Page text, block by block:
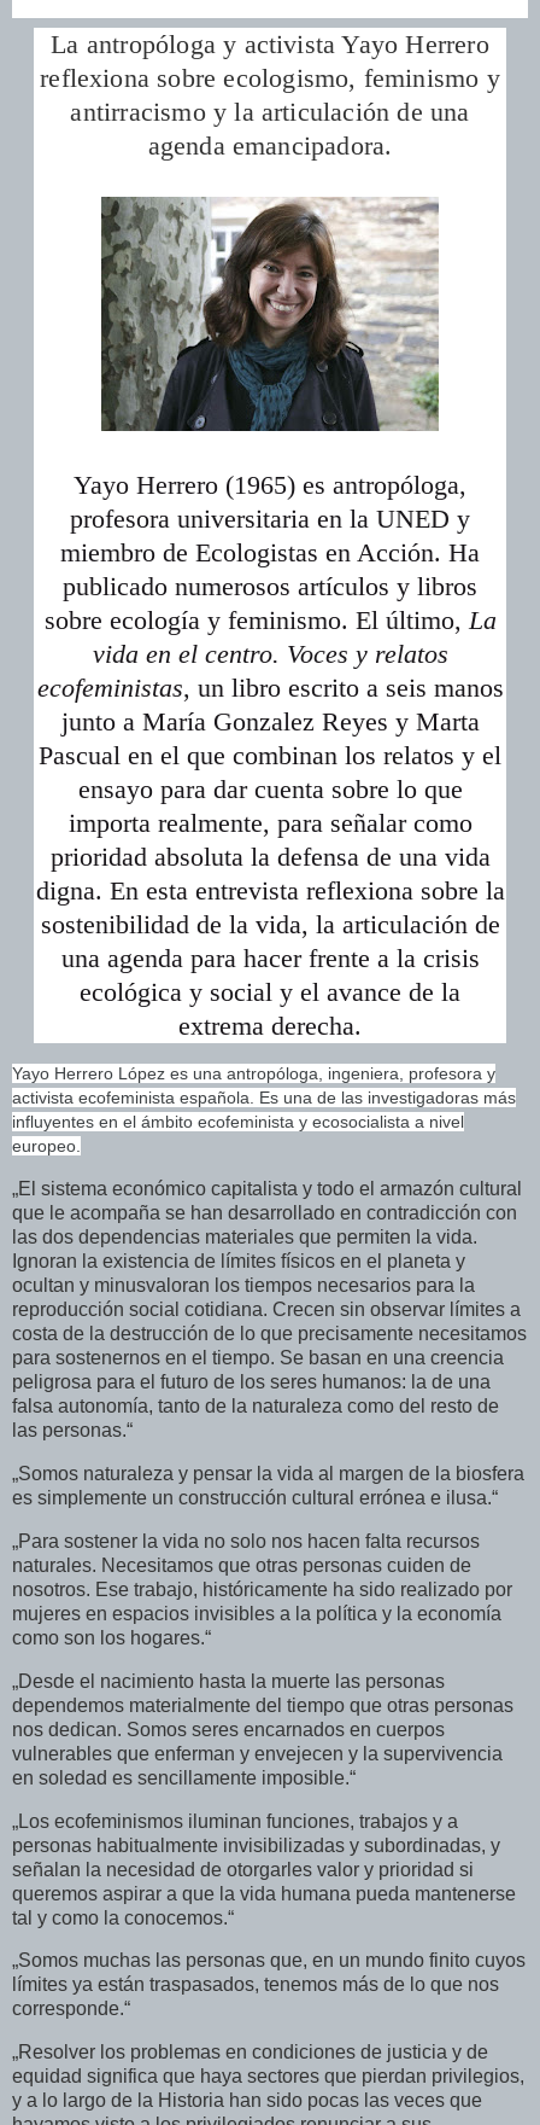
La antropóloga y activista Yayo Herrero
reflexiona sobre ecologismo, feminismo y
antirracismo y la articulación de una
agenda emancipadora.
Yayo Herrero (1965) es antropóloga,
profesora universitaria en la UNED y
miembro de Ecologistas en Acción. Ha
publicado numerosos artículos y libros
sobre ecología y feminismo. El último, La
vida en el centro. Voces y relatos
ecofeministas, un libro escrito a seis manos
junto a María Gonzalez Reyes y Marta
Pascual en el que combinan los relatos y el
ensayo para dar cuenta sobre lo que
importa realmente, para señalar como
prioridad absoluta la defensa de una vida
digna. En esta entrevista reflexiona sobre la
sostenibilidad de la vida, la articulación de
una agenda para hacer frente a la crisis
ecológica y social y el avance de la
extrema derecha.
Yayo Herrero López es una antropóloga, ingeniera, profesora y
activista ecofeminista española. Es una de las investigadoras más
influyentes en el ámbito ecofeminista y ecosocialista a nivel
europeo.​
„El sistema económico capitalista y todo el armazón cultural
que le acompaña se han desarrollado en contradicción con
las dos dependencias materiales que permiten la vida.
Ignoran la existencia de límites físicos en el planeta y
ocultan y minusvaloran los tiempos necesarios para la
reproducción social cotidiana. Crecen sin observar límites a
costa de la destrucción de lo que precisamente necesitamos
para sostenernos en el tiempo. Se basan en una creencia
peligrosa para el futuro de los seres humanos: la de una
falsa autonomía, tanto de la naturaleza como del resto de
las personas.“
„Somos naturaleza y pensar la vida al margen de la biosfera
es simplemente un construcción cultural errónea e ilusa.“
„Para sostener la vida no solo nos hacen falta recursos
naturales. Necesitamos que otras personas cuiden de
nosotros. Ese trabajo, históricamente ha sido realizado por
mujeres en espacios invisibles a la política y la economía
como son los hogares.“
„Desde el nacimiento hasta la muerte las personas
dependemos materialmente del tiempo que otras personas
nos dedican. Somos seres encarnados en cuerpos
vulnerables que enferman y envejecen y la supervivencia
en soledad es sencillamente imposible.“
„Los ecofeminismos iluminan funciones, trabajos y a
personas habitualmente invisibilizadas y subordinadas, y
señalan la necesidad de otorgarles valor y prioridad si
queremos aspirar a que la vida humana pueda mantenerse
tal y como la conocemos.“
„Somos muchas las personas que, en un mundo finito cuyos
límites ya están traspasados, tenemos más de lo que nos
corresponde.“
„Resolver los problemas en condiciones de justicia y de
equidad significa que haya sectores que pierdan privilegios,
y a lo largo de la Historia han sido pocas las veces que